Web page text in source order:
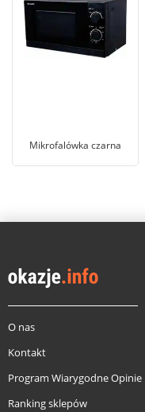
Mikrofalówka czarna
O nas
Kontakt
Program Wiarygodne Opinie
Ranking sklepów